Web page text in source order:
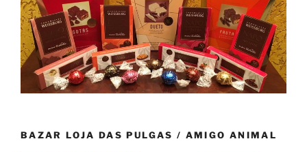
BAZAR LOJA DAS PULGAS / AMIGO ANIMAL